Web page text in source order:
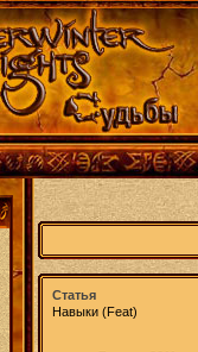
Статья
Навыки (Feat)